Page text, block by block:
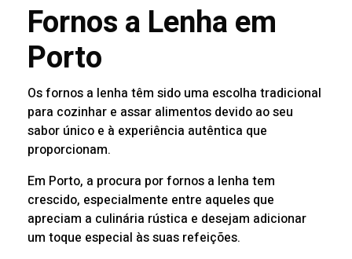
Loja Braga (Sede)
Loja Gaia
Assistência
Pós-venda
Fornos a Lenha em
Porto
Os fornos a lenha têm sido uma escolha tradicional
para cozinhar e assar alimentos devido ao seu
sabor único e à experiência autêntica que
proporcionam.
Em Porto, a procura por fornos a lenha tem
crescido, especialmente entre aqueles que
apreciam a culinária rústica e desejam adicionar
um toque especial às suas refeições.